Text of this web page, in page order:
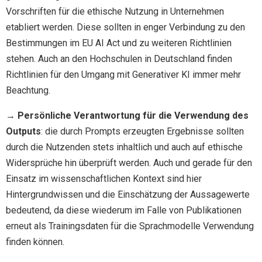
Vorschriften für die ethische Nutzung in Unternehmen
etabliert werden. Diese sollten in enger Verbindung zu den
Bestimmungen im EU AI Act und zu weiteren Richtlinien
stehen. Auch an den Hochschulen in Deutschland finden
Richtlinien für den Umgang mit Generativer KI immer mehr
Beachtung.
→ Persönliche Verantwortung für die Verwendung des
Outputs: die durch Prompts erzeugten Ergebnisse sollten
durch die Nutzenden stets inhaltlich und auch auf ethische
Widersprüche hin überprüft werden. Auch und gerade für den
Einsatz im wissenschaftlichen Kontext sind hier
Hintergrundwissen und die Einschätzung der Aussagewerte
bedeutend, da diese wiederum im Falle von Publikationen
erneut als Trainingsdaten für die Sprachmodelle Verwendung
finden können.